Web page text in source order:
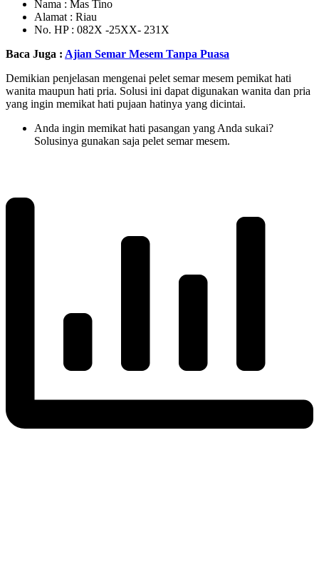
Nama : Mas Tino
Alamat : Riau
No. HP : 082X -25XX- 231X
Baca Juga : Ajian Semar Mesem Tanpa Puasa
Demikian penjelasan mengenai pelet semar mesem pemikat hati
wanita maupun hati pria. Solusi ini dapat digunakan wanita dan pria
yang ingin memikat hati pujaan hatinya yang dicintai.
Anda ingin memikat hati pasangan yang Anda sukai?
Solusinya gunakan saja pelet semar mesem.